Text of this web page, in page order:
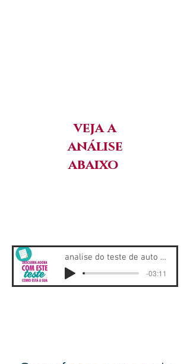
veja a
análise
abaixo
analise do teste de auto estima
-03:11